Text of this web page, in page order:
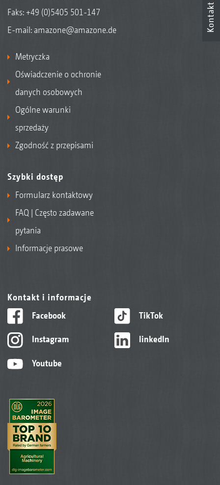
Faks: +49 (0)5405 501-147
E-mail: amazone@amazone.de
Metryczka
Oświadczenie o ochronie
danych osobowych
Ogólne warunki
sprzedaży
Zgodność z przepisami
Szybki dostęp
Formularz kontaktowy
FAQ | Często zadawane
pytania
Informacje prasowe
Kontakt i informacje
Facebook
Instagram
Youtube
TikTok
linkedIn
Kontakt